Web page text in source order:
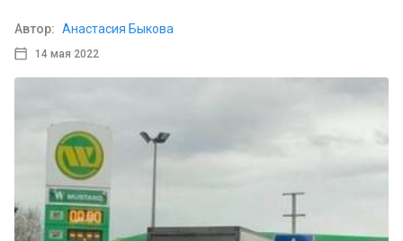
14 мая 2022
Автор: Анастасия Быкова